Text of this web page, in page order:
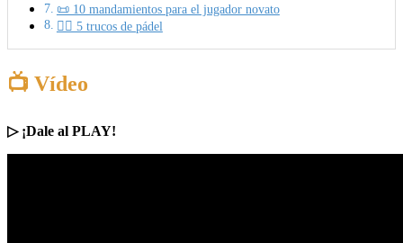
📜 10 mandamientos para el jugador novato
🧙‍♂️ 5 trucos de pádel
📺 Vídeo
▷ ¡Dale al PLAY!